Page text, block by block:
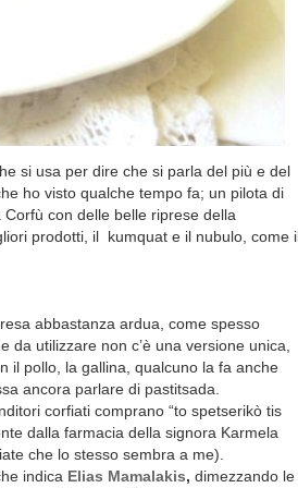
si usa per dire che si parla del più e del
ho visto qualche tempo fa; un pilota di
con delle belle riprese della
prodotti, il
kumquat e il nubulo, come il
abbastanza ardua, come spesso
utilizzare non c’è una versione unica,
il pollo, la gallina, qualcuno la fa anche
ancora parlare di pastitsada.
corfiati comprano “to spetserikò tis
dalla farmacia della signora Karmela
che lo stesso sembra a me).
indica Elias Mamalakis, dimezzando le